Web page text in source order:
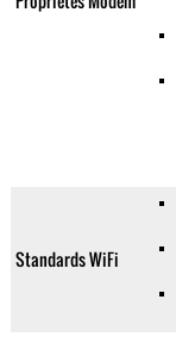
Standards WiFi